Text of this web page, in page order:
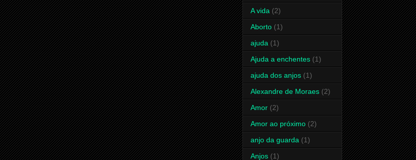
A vida (2)
Aborto (1)
ajuda (1)
Ajuda a enchentes (1)
ajuda dos anjos (1)
Alexandre de Moraes (2)
Amor (2)
Amor ao próximo (2)
anjo da guarda (1)
Anjos (1)